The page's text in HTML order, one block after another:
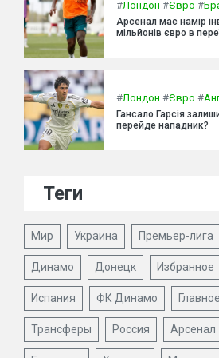
#Лондон #Євро #
Арсенал має намір
мільйонів євро в
#Лондон #Євро #
Гансало Гарсія
перейде нападник?
Теги
Мир Украина Премьер-лига
Динамо Донецк Избранное
Испания ФК Динамо Главное
Трансферы Россия Арсенал